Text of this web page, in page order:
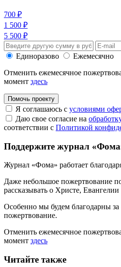
700 ₽
1 500 ₽
5 500 ₽
Единоразово
Ежемесячно
Отменить ежемесячное
момент здесь
Помочь проекту
Я соглашаюсь с условиями
Даю свое согласие на
соответствии с Политикой
Поддержите журнал
Журнал «Фома» работает
Даже небольшое пожертвование
рассказывать о Христе, Евангелии
Особенно мы будем благодарны за
пожертвование.
Отменить ежемесячное
момент здесь
Читайте также